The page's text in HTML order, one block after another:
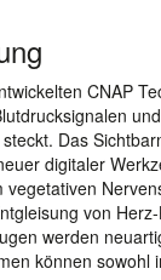
CNAP
Das
digitaler
vegetativen
von
werden
können